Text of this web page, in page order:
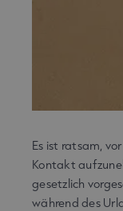
Es ist ratsam,
Kontakt
gesetzlich
während des